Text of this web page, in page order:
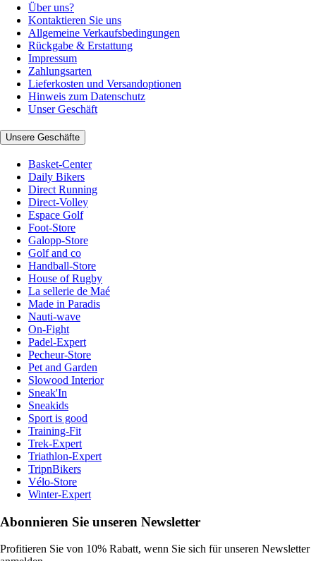
Über uns?
Kontaktieren Sie uns
Allgemeine Verkaufsbedingungen
Rückgabe & Erstattung
Impressum
Zahlungsarten
Lieferkosten und Versandoptionen
Hinweis zum Datenschutz
Unser Geschäft
Unsere Geschäfte
Basket-Center
Daily Bikers
Direct Running
Direct-Volley
Espace Golf
Foot-Store
Galopp-Store
Golf and co
Handball-Store
House of Rugby
La sellerie de Maé
Made in Paradis
Nauti-wave
On-Fight
Padel-Expert
Pecheur-Store
Pet and Garden
Slowood Interior
Sneak'In
Sneakids
Sport is good
Training-Fit
Trek-Expert
Triathlon-Expert
TripnBikers
Vélo-Store
Winter-Expert
Abonnieren Sie unseren Newsletter
Profitieren Sie von 10% Rabatt, wenn Sie sich für unseren Newsletter